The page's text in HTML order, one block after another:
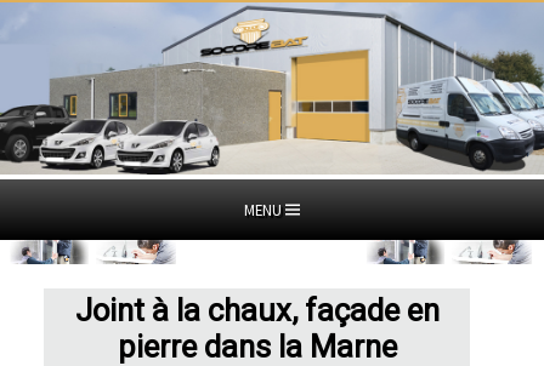
MENU
Joint à la chaux, façade en
pierre dans la Marne